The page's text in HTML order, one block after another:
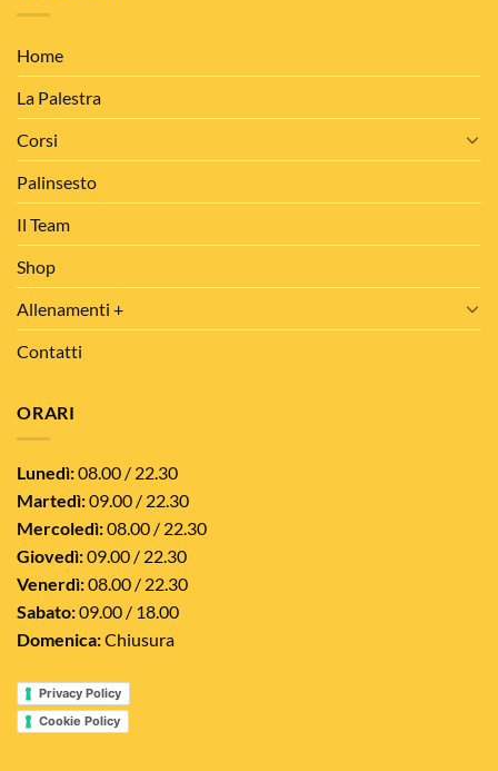
Home
La Palestra
Corsi
Palinsesto
Il Team
Shop
Allenamenti +
Contatti
ORARI
Lunedì:08.00 / 22.30
Martedì:09.00 / 22.30
Mercoledì:08.00 / 22.30
Giovedì:09.00 / 22.30
Venerdì:08.00 / 22.30
Sabato:09.00 / 18.00
Domenica:Chiusura
Privacy Policy
Cookie Policy